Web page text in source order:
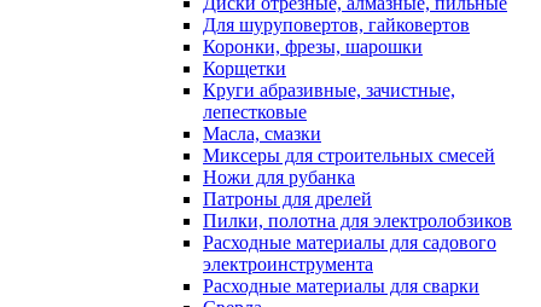
Для шуруповертов, гайковертов
Коронки, фрезы, шарошки
Корщетки
Круги абразивные, зачистные,
лепестковые
Масла, смазки
Миксеры для строительных смесей
Ножи для рубанка
Патроны для дрелей
Пилки, полотна для электролобзиков
Расходные материалы для садового
электроинструмента
Расходные материалы для сварки